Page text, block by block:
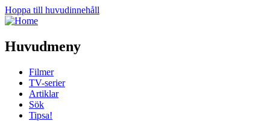
Hoppa till huvudinnehåll
Huvudmeny
Filmer
TV-serier
Artiklar
Sök
Tipsa!